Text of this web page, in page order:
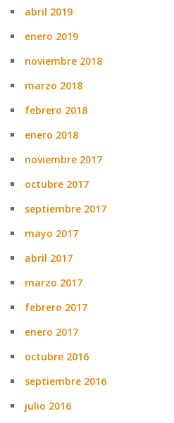
abril 2019
enero 2019
noviembre 2018
marzo 2018
febrero 2018
enero 2018
noviembre 2017
octubre 2017
septiembre 2017
mayo 2017
abril 2017
marzo 2017
febrero 2017
enero 2017
octubre 2016
septiembre 2016
julio 2016